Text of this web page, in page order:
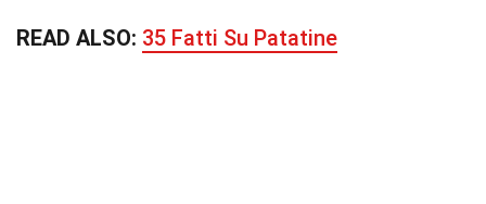
READ ALSO: 35 Fatti Su Patatine